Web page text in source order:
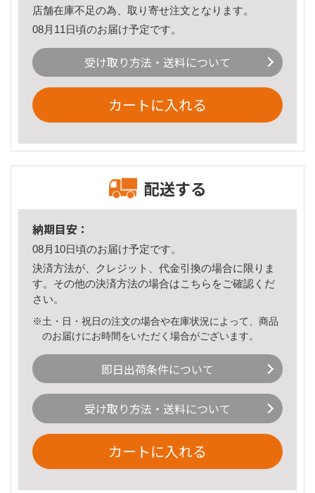
店舗在庫不足の為、取り寄せ注文となります。
08月11日頃のお届け予定です。
受け取り方法・送料について
カートに入れる
配送する
納期目安：
08月10日頃のお届け予定です。
決済方法が、クレジット、代金引換の場合に限りま
す。その他の決済方法の場合はこちら をご確認くだ
さい。
※土・日・祝日の注文の場合や在庫状況によって、商品
のお届けにお時間をいただく場合がございます。
即日出荷条件について
受け取り方法・送料について
カートに入れる